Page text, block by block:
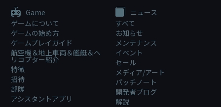
Game
ゲームについて
ゲームの始め方
ゲームプレイガイド
航空機＆地上車両＆艦艇＆ヘ
リコプター紹介
特徴
招待
部隊
アシスタントアプリ
ニュース
すべて
お知らせ
メンテナンス
イベント
セール
メディア/アート
パッチノート
開発者ブログ
解説